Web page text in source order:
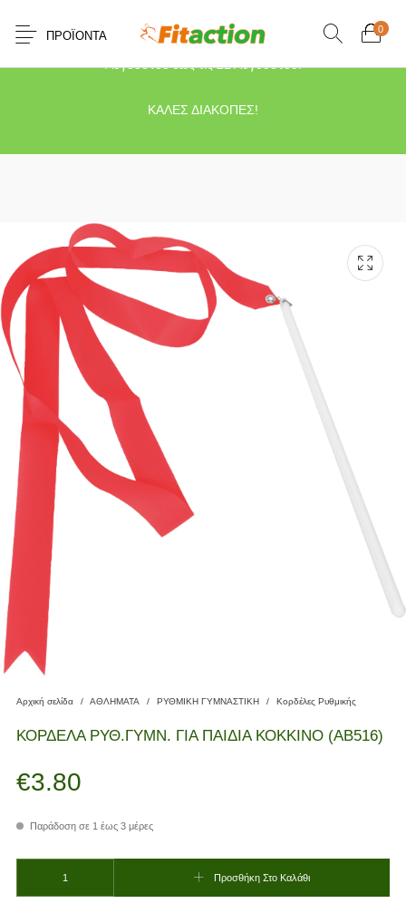
Το κατάστημα μας θα παραμείνει κλειστό λόγω διακοπών από τις 10
Αυγούστου έως τις 21 Αυγούστου.
ΚΑΛΕΣ ΔΙΑΚΟΠΕΣ!
ΠΡΟΪΌΝΤΑ
0
Αρχική σελίδα / ΑΘΛΗΜΑΤΑ / ΡΥΘΜΙΚΗ ΓΥΜΝΑΣΤΙΚΗ / Κορδέλες Ρυθμικής
ΚΟΡΔΕΛΑ ΡΥΘ.ΓΥΜΝ. ΓΙΑ ΠΑΙΔΙΑ ΚΟΚΚΙΝΟ (ΑΒ516)
€3.80
Παράδοση σε 1 έως 3 μέρες
Προσθήκη Στο Καλάθι